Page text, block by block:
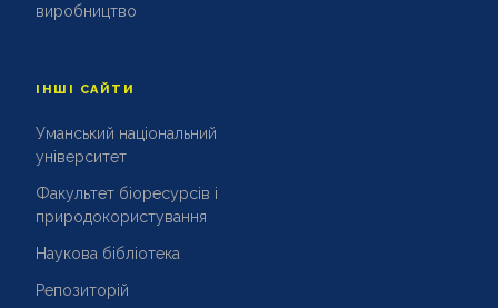
виробництво
ІНШІ САЙТИ
Уманський національний
університет
Факультет біоресурсів і
природокористування
Наукова бібліотека
Репозиторій